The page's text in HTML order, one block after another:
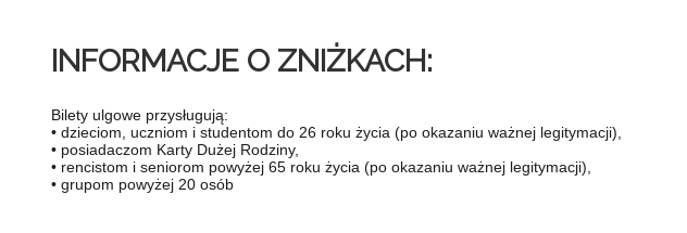
INFORMACJE O ZNIŻKACH:
Bilety ulgowe przysługują:
• dzieciom, uczniom i studentom do 26 roku życia (po okazaniu ważnej legitymacji),
• posiadaczom Karty Dużej Rodziny,
• rencistom i seniorom powyżej 65 roku życia (po okazaniu ważnej legitymacji),
• grupom powyżej 20 osób